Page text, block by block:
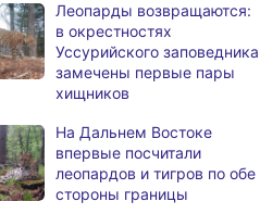
по ремонту школ № 70 и №
87
Какой сегодня день:
Всемирный день льва
Более 1500 жителей
Хабаровского края стали
жертвами дистанционных
мошенников
Леопарды возвращаются:
в окрестностях
Уссурийского заповедника
замечены первые пары
хищников
На Дальнем Востоке
впервые посчитали
леопардов и тигров по обе
стороны границы